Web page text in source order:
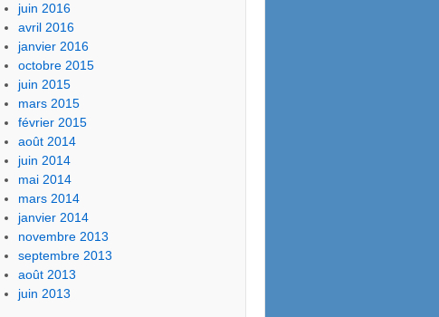
juin 2016
avril 2016
janvier 2016
octobre 2015
juin 2015
mars 2015
février 2015
août 2014
juin 2014
mai 2014
mars 2014
janvier 2014
novembre 2013
septembre 2013
août 2013
juin 2013